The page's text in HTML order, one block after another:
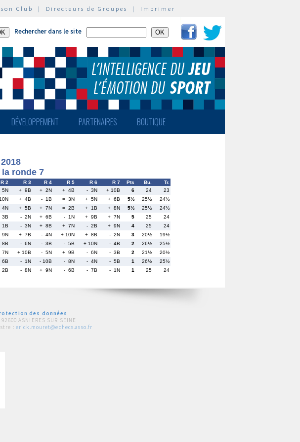
Club | Directeurs de Groupes | Imprimer
Rechercher dans le site
DÉVELOPPEMENT PARTENAIRES BOUTIQUE
ronde 7
R 2 R 3 R 4 R 5 R 6 R 7 Pts Bu.
Tr.
5N + 9B + 2N + 4B - 3N + 10B 6 24
23
+ 4B - 1B = 3N + 5N + 6B 5½ 25½
24½
4N + 5B + 7N = 2B + 1B + 8N 5½ 25½
24½
3B - 2N + 6B - 1N + 9B + 7N 5 25
24
1B - 3N + 8B + 7N - 2B + 9N 4 25
24
9N + 7B - 4N + 10N + 8B - 2N 3 20½
19½
8B - 6N - 3B - 5B + 10N - 4B 2 26½
25½
7N + 10B - 5N + 9B - 6N - 3B 2 21½
20½
6B - 1N - 10B - 8N - 4N - 5B 1 26½
25½
2B - 8N + 9N - 6B - 7B - 1N 1 25 24
des données
ASNIERES SUR SEINE
: erick.mouret@echecs.asso.fr